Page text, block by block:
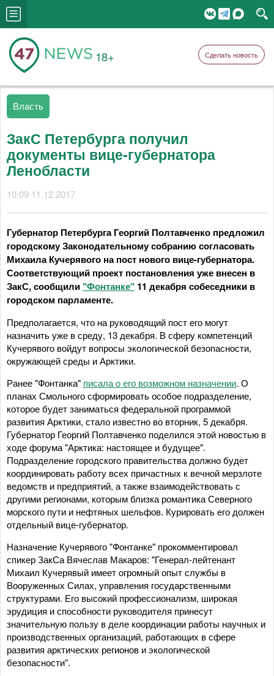
18+ Сделать новость
Власть
ЗакС Петербурга получил
документы вице-губернатора
Ленобласти
10:09 11.12.2017
Губернатор Петербурга Георгий Полтавченко предложил
городскому Законодательному собранию согласовать
Михаила Кучерявого на пост нового вице-губернатора.
Соответствующий проект постановления уже внесен в
ЗакС, сообщили"Фонтанке" 11 декабря собеседники в
городском парламенте.
Предполагается, что на руководящий пост его могут
назначить уже в среду, 13 декабря. В сферу компетенций
Кучерявого войдут вопросы экологической безопасности,
окружающей среды и Арктики.
Ранее "Фонтанка" писала о его возможном назначении. О
планах Смольного сформировать особое подразделение,
которое будет заниматься федеральной программой
развития Арктики, стало известно во вторник, 5 декабря.
Губернатор Георгий Полтавченко поделился этой новостью в
ходе форума "Арктика: настоящее и будущее".
Подразделение городского правительства должно будет
координировать работу всех причастных к вечной мерзлоте
ведомств и предприятий, а также взаимодействовать с
другими регионами, которым близка романтика Северного
морского пути и нефтяных шельфов. Курировать его должен
отдельный вице-губернатор.
Назначение Кучерявого "Фонтанке" прокомментировал
спикер ЗакСа Вячеслав Макаров: "Генерал-лейтенант
Михаил Кучерявый имеет огромный опыт службы в
Вооруженных Силах, управления государственными
структурами. Его высокий профессионализм, широкая
эрудиция и способности руководителя принесут
значительную пользу в деле координации работы научных и
производственных организаций, работающих в сфере
развития арктических регионов и экологической
безопасности".